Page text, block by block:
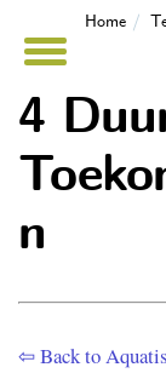
Home
4
n
⇦ Back to